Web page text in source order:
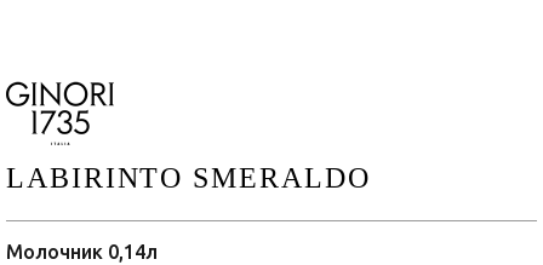
LABIRINTO SMERALDO
Молочник 0,14л